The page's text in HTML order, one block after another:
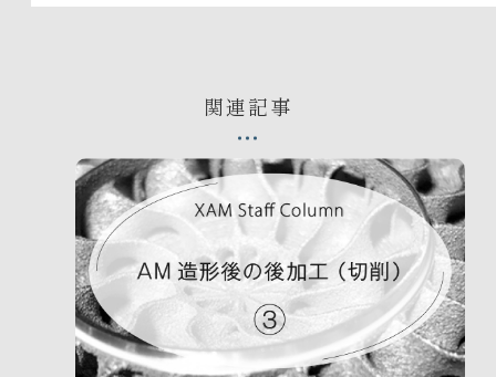
関連記事